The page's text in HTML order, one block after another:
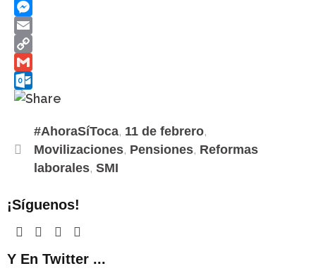
b
o
o
k
t
t
e
r
n
k
e
d
I
n
h
a
t
s
A
p
T
e
l
e
g
r
M
e
s
s
e
e
E
m
a
i
C
o
p
i
G
m
l
O
l
k
c
o
#AhoraSíToca, 11 de febrero,
Movilizaciones, Pensiones, Reformas
laborales, SMI
¡Síguenos!
Y En Twitter ...